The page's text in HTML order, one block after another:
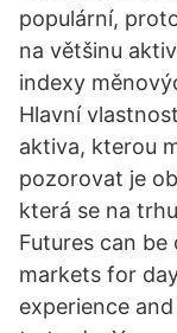
populární,
na většinu
indexy
Hlavní
aktiva, kterou
pozorovat je
která se na
Futures can
markets for
experience